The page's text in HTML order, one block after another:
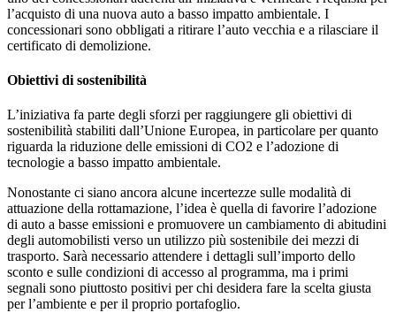
l’acquisto di una nuova auto a basso impatto ambientale. I
concessionari sono obbligati a ritirare l’auto vecchia e a rilasciare il
certificato di demolizione.
Obiettivi di sostenibilità
L’iniziativa fa parte degli sforzi per raggiungere gli obiettivi di
sostenibilità stabiliti dall’Unione Europea, in particolare per quanto
riguarda la riduzione delle emissioni di CO2 e l’adozione di
tecnologie a basso impatto ambientale.
Nonostante ci siano ancora alcune incertezze sulle modalità di
attuazione della rottamazione, l’idea è quella di favorire l’adozione
di auto a basse emissioni e promuovere un cambiamento di abitudini
degli automobilisti verso un utilizzo più sostenibile dei mezzi di
trasporto. Sarà necessario attendere i dettagli sull’importo dello
sconto e sulle condizioni di accesso al programma, ma i primi
segnali sono piuttosto positivi per chi desidera fare la scelta giusta
per l’ambiente e per il proprio portafoglio.